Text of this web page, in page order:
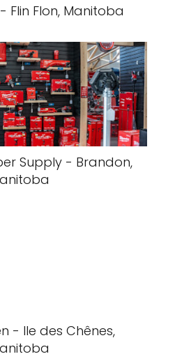
Flin Flon, Manitoba
Supply - Brandon,
- Ile des Chênes,